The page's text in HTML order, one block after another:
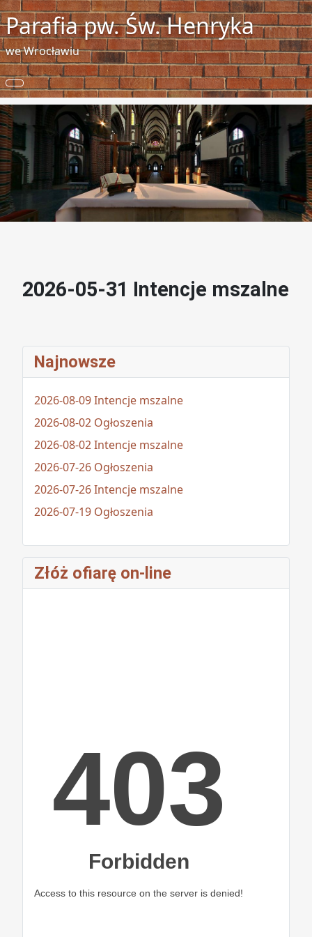
Parafia pw. Św. Henryka
we Wrocławiu
Najnowsze
2026-08-09 Intencje mszalne
2026-08-02 Ogłoszenia
2026-08-02 Intencje mszalne
2026-07-26 Ogłoszenia
2026-07-26 Intencje mszalne
2026-07-19 Ogłoszenia
Złóż ofiarę on-line
2026-05-31 Intencje mszalne